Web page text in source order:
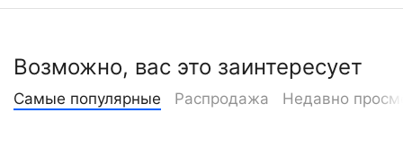
Возможно, вас это заинтересует
Самые популярные Распродажа Недавно